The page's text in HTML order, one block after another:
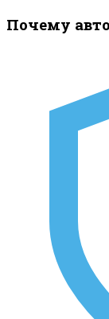
Почему